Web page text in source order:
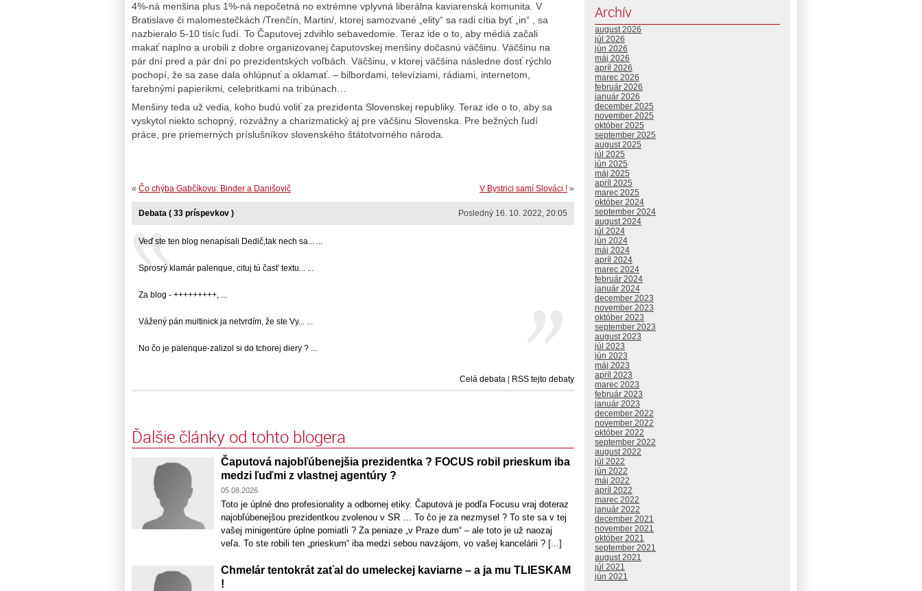
4%-ná menšina plus 1%-ná nepočetná no extrémne vplyvná liberálna kaviarenská komunita. V
Bratislave či malomestečkách /Trenčín, Martin/, ktorej samozvané „elity“ sa radi cítia byť „in“ , sa
nazbieralo 5-10 tisíc ľudí. To Čaputovej zdvihlo sebavedomie. Teraz ide o to, aby médiá začali
makať naplno a urobili z dobre organizovanej čaputovskej menšiny dočasnú väčšinu. Väčšinu na
pár dní pred a pár dní po prezidentských voľbách. Väčšinu, v ktorej väčšina následne dosť rýchlo
pochopí, že sa zase dala ohlúpnuť a oklamať. – bilbordami, televíziami, rádiami, internetom,
farebnými papierikmi, celebritkami na tribúnach…
Menšiny teda už vedia, koho budú voliť za prezidenta Slovenskej republiky. Teraz ide o to, aby sa
vyskytol niekto schopný, rozvážny a charizmatický aj pre väčšinu Slovenska. Pre bežných ľudí
práce, pre priemerných príslušníkov slovenského štátotvorného národa.
V Bystrici samí Slováci ! »
« Čo chýba Gabčíkovu: Binder a Danišovič
Posledný 16. 10. 2022, 20:05
Debata ( 33 príspevkov )
Veď ste ten blog nenapísali Dedič,tak nech sa... ...
Sprosrý klamár palenque, cituj tú časť textu... ...
Za blog - +++++++++, ...
Vážený pán multinick ja netvrdím, že ste Vy... ...
No čo je palenque-zalizol si do tchorej diery ? ...
Celá debata RSS tejto debaty
Ďalšie články od tohto blogera
Čaputová najobľúbenejšia prezidentka ? FOCUS robil prieskum iba
medzi ľuďmi z vlastnej agentúry ?
05.08.2026
Toto je úplné dno profesionality a odbornej etiky. Čaputová je podľa Focusu vraj doteraz
najobľúbenejšou prezidentkou zvolenou v SR … To čo je za nezmysel ? To ste sa v tej
vašej minigentúre úplne pomiatli ? Za peniaze „v Praze dum“ – ale toto je už naozaj
veľa. To ste robili ten „prieskum“ iba medzi sebou navzájom, vo vašej kancelárii ? [...]
Chmelár tentokrát zaťal do umeleckej kaviarne – a ja mu TLIESKAM
!
Archív
august 2026
júl 2026
jún 2026
máj 2026
apríl 2026
marec 2026
február 2026
január 2026
december 2025
november 2025
október 2025
september 2025
august 2025
júl 2025
jún 2025
máj 2025
apríl 2025
marec 2025
október 2024
september 2024
august 2024
júl 2024
jún 2024
máj 2024
apríl 2024
marec 2024
február 2024
január 2024
december 2023
november 2023
október 2023
september 2023
august 2023
júl 2023
jún 2023
máj 2023
apríl 2023
marec 2023
február 2023
január 2023
december 2022
november 2022
október 2022
september 2022
august 2022
júl 2022
jún 2022
máj 2022
apríl 2022
marec 2022
január 2022
december 2021
november 2021
október 2021
september 2021
august 2021
júl 2021
jún 2021